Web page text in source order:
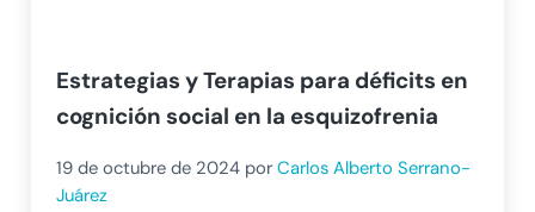
Estrategias y Terapias para déficits en
cognición social en la esquizofrenia
19 de octubre de 2024 porCarlos Alberto Serrano-
Juárez